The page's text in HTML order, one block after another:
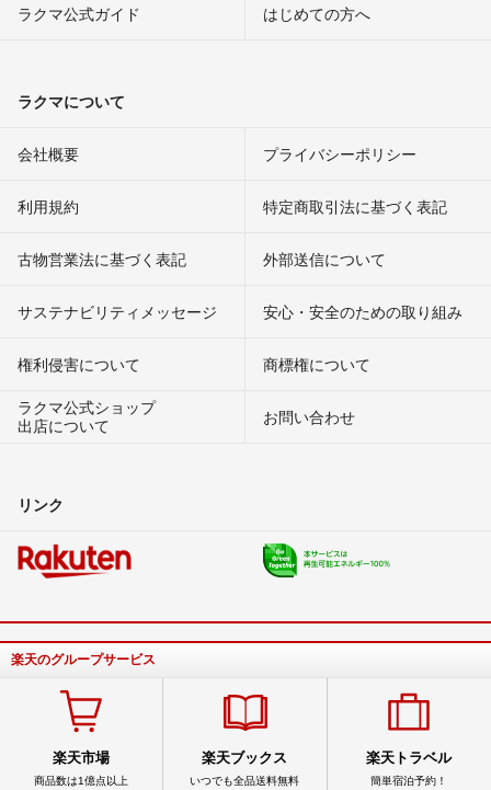
ラクマ公式ガイド はじめての方へ
ラクマについて
会社概要 プライバシーポリシー
利用規約 特定商取引法に基づく表記
古物営業法に基づく表記 外部送信について
サステナビリティメッセージ 安心・安全のための取り組み
権利侵害について
商標権について
ラクマ公式ショップ
出店について
お問い合わせ
リンク
楽天のグループサービス
楽天市場
商品数は1億点以上
楽天ブックス
いつでも全品送料無料
楽天トラベル
簡単宿泊予約！